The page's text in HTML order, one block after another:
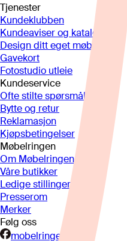
Tjenester
Kundeklubben
Kundeaviser og kataloger
Design ditt eget møbel
Gavekort
Fotostudio utleie
Kundeservice
Ofte stilte spørsmål
Bytte og retur
Reklamasjon
Kjøpsbetingelser
Møbelringen
Om Møbelringen
Våre butikker
Ledige stillinger
Presserom
Merker
Følg oss
mobelringen.no